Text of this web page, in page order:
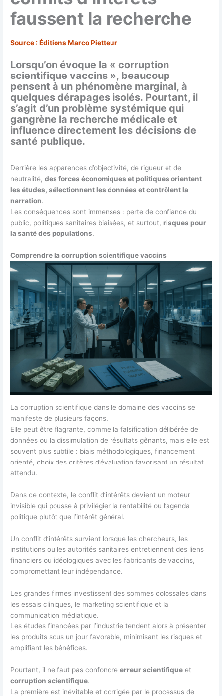
faussent la recherche
Source : Éditions Marco Pietteur
Lorsqu’on évoque la « corruption
scientifique vaccins », beaucoup
pensent à un phénomène marginal, à
quelques dérapages isolés. Pourtant, il
s’agit d’un problème systémique qui
gangrène la recherche médicale et
influence directement les décisions de
santé publique.
Derrière les apparences d’objectivité, de rigueur et de
neutralité,des forces économiques et politiques orientent
les études, sélectionnent les données et contrôlent la
narration.
Les conséquences sont immenses : perte de confiance du
public, politiques sanitaires biaisées, et surtout, risques pour
la santé des populations.
Comprendre la corruption scientifique vaccins
La corruption scientifique dans le domaine des vaccins se
manifeste de plusieurs façons.
Elle peut être flagrante, comme la falsification délibérée de
données ou la dissimulation de résultats gênants, mais elle est
souvent plus subtile : biais méthodologiques, financement
orienté, choix des critères d’évaluation favorisant un résultat
attendu.
Dans ce contexte, le conflit d’intérêts devient un moteur
invisible qui pousse à privilégier la rentabilité ou l’agenda
politique plutôt que l’intérêt général.
Un conflit d’intérêts survient lorsque les chercheurs, les
institutions ou les autorités sanitaires entretiennent des liens
financiers ou idéologiques avec les fabricants de vaccins,
compromettant leur indépendance.
Les grandes firmes investissent des sommes colossales dans
les essais cliniques, le marketing scientifique et la
communication médiatique.
Les études financées par l’industrie tendent alors à présenter
les produits sous un jour favorable, minimisant les risques et
amplifiant les bénéfices.
Pourtant, il ne faut pas confondreerreur scientifique et
corruption scientifique.
La première est inévitable et corrigée par le processus de